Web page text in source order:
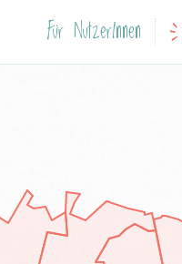
Für NutzerInnen